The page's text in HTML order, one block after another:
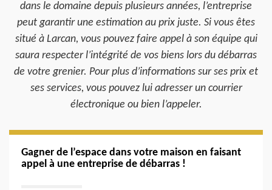
dans le domaine depuis plusieurs années, l’entreprise
peut garantir une estimation au prix juste. Si vous êtes
situé à Larcan, vous pouvez faire appel à son équipe qui
saura respecter l’intégrité de vos biens lors du débarras
de votre grenier. Pour plus d’informations sur ses prix et
ses services, vous pouvez lui adresser un courrier
électronique ou bien l’appeler.
Gagner de l’espace dans votre maison en faisant
appel à une entreprise de débarras !